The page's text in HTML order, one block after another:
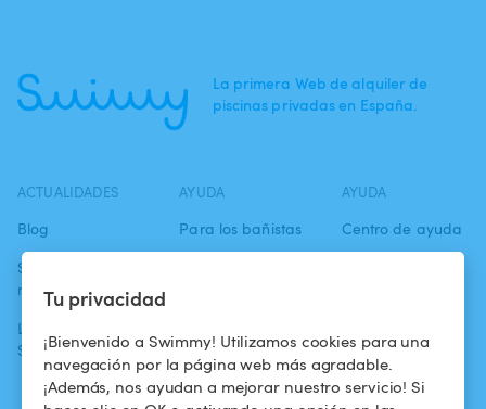
Tu privacidad
¡Bienvenido a Swimmy! Utilizamos cookies para una
navegación por la página web más agradable.
¡Además, nos ayudan a mejorar nuestro servicio! Si
La primera Web de alquiler de
piscinas privadas en España.
ACTUALIDADES
Blog
Swimmy en los
medios
La aventura
Swimmy
AYUDA
Para los bañistas
piscina
¿Cómo funciona?
AYUDA
Centro de ayuda
confidencialidad
Aviso legal